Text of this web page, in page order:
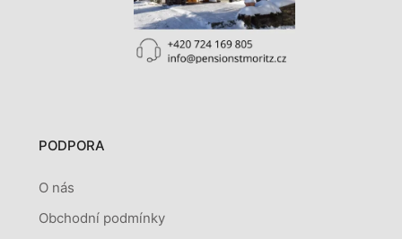
PODPORA
O nás
Obchodní podmínky